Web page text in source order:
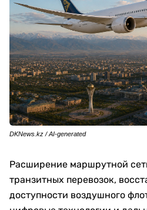
DKNews.kz / AI-generated
Расширение маршрутной
транзитных перевозок,
доступности воздушного